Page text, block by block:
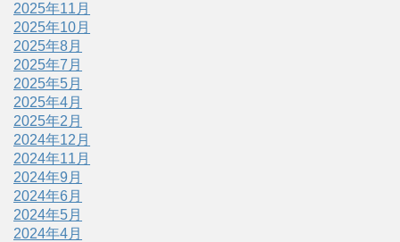
2025年11月
2025年10月
2025年8月
2025年7月
2025年5月
2025年4月
2025年2月
2024年12月
2024年11月
2024年9月
2024年6月
2024年5月
2024年4月